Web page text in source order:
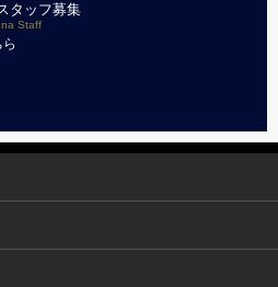
タッフ募集
Staff